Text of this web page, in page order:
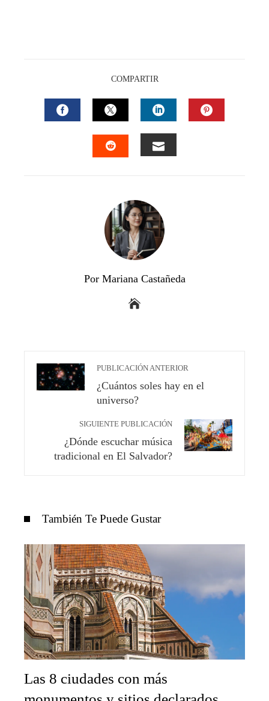
COMPARTIR
FACEBOOKTWITTERLINKEDIN
Por Mariana Castañeda
PUBLICACIÓN ANTERIOR
¿Cuántos soles hay en el
universo?
SIGUIENTE PUBLICACIÓN
¿Dónde escuchar música
tradicional en El Salvador?
También Te Puede Gustar
Las 8 ciudades con más